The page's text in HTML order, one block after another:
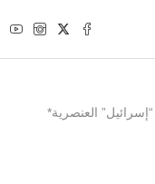
العنصرية*